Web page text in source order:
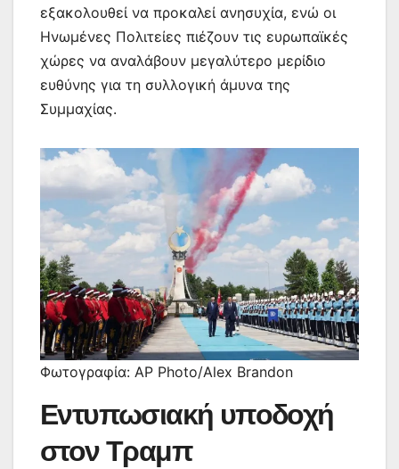
εξακολουθεί να προκαλεί ανησυχία, ενώ οι
Ηνωμένες Πολιτείες πιέζουν τις ευρωπαϊκές
χώρες να αναλάβουν μεγαλύτερο μερίδιο
ευθύνης για τη συλλογική άμυνα της
Συμμαχίας.
Φωτογραφία: AP Photo/Alex Brandon
Εντυπωσιακή υποδοχή
στον Τραμπ